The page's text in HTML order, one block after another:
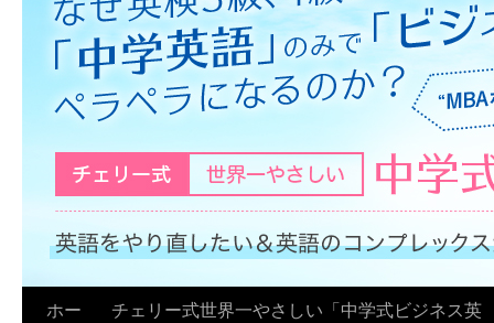
ホー
チェリー式世界一やさしい「中学式ビジネス英